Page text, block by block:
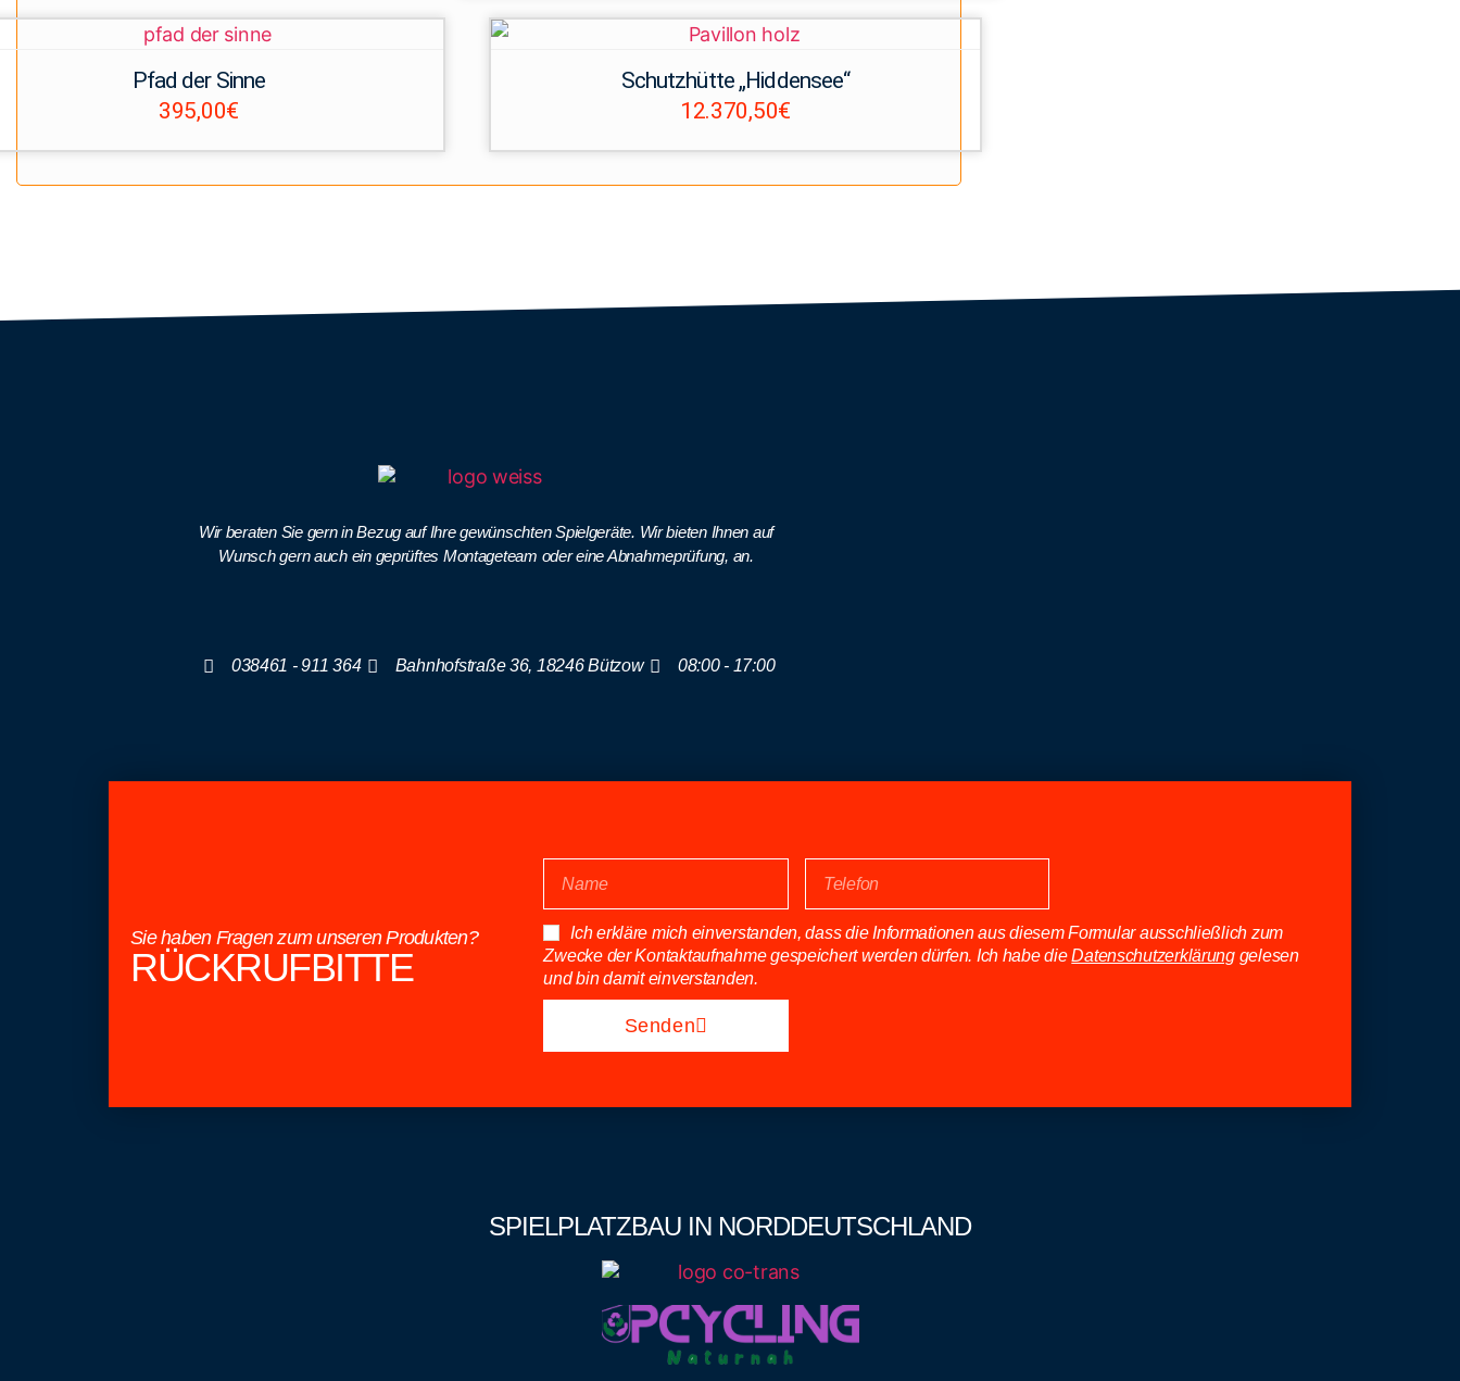
Pfad der Sinne
395,00€
Schutzhütte „Hiddensee“
12.370,50€
Wir beraten Sie gern in Bezug auf Ihre gewünschten Spielgeräte. Wir bieten Ihnen auf
Wunsch gern auch ein geprüftes Montageteam oder eine Abnahmeprüfung, an.
038461 - 911 364 Bahnhofstraße 36, 18246 Bützow 08:00 - 17:00
Sie haben Fragen zum unseren Produkten?
RÜCKRUFBITTE
Ich erkläre mich einverstanden, dass die Informationen aus diesem Formular ausschließlich zum
Zwecke der Kontaktaufnahme gespeichert werden dürfen. Ich habe dieDatenschutzerklärunggelesen
und bin damit einverstanden.
Senden
SPIELPLATZBAU IN NORDDEUTSCHLAND